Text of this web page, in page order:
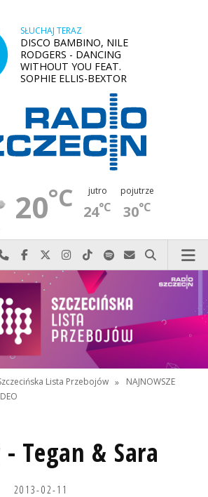
SŁUCHAJ TERAZ
DISCO BAMBINO, NILE
RODGERS - DANCING
WITHOUT YOU FEAT.
SOPHIE ELLIS-BEXTOR
20°C jutro
24°C
pojutrze
30°C
Najlepiej po prostu do nas zadzwoń
Odwiedź nas na Facebook-u
Odwiedź nas na X
Odwiedź nas na Instagram-ie
Odwiedź nas na TikTok-u
Szukaj nas na Spotify
Wyślij do nas
Szukaj
Lista Przebojów »
NAJNOWSZE
- Tegan & Sara
2013-02-11